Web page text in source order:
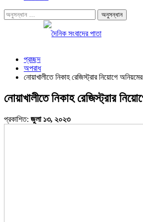
প্রচ্ছদ
অপরাধ
নোয়াখালীতে নিকাহ রেজিস্ট্রার নিয়োগে
নোয়াখালীতে নিকাহ রেজিস্ট্রার
প্রকাশিত: জুলা ১৩, ২০২৩